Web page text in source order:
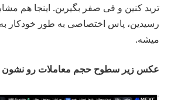
ترید کنین و فی صفر بگیرین. اینجا هم
رسیدین، پاس اختصاصی به طور خودکار
میشه.
عکس زیر سطوح حجم معاملات رو نشون